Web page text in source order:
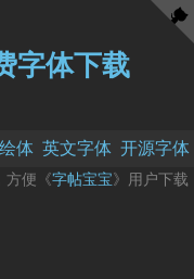
字体下载
体 英文字体 开源字体
方便《字帖宝宝》用户下载